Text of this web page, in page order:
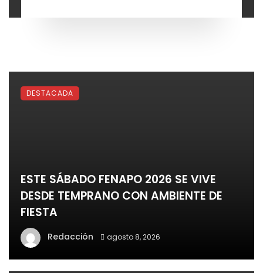
ESTE SÁBADO FENAPO 2026 SE VIVE
DESDE TEMPRANO CON AMBIENTE DE
FIESTA
Redacción agosto 8, 2026
DESTACADA